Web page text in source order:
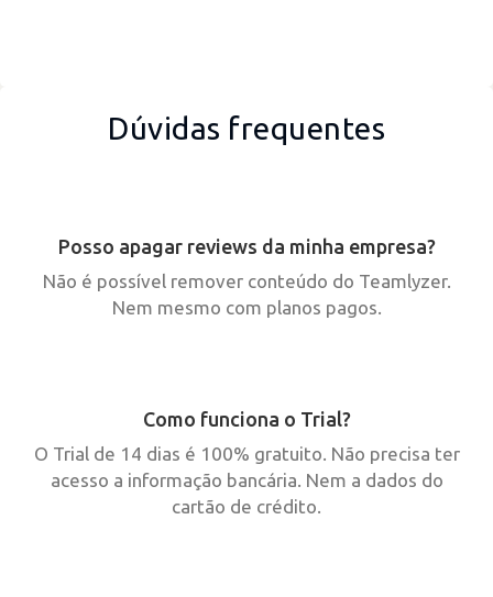
Dúvidas frequentes
Posso apagar reviews da minha empresa?
Não é possível remover conteúdo do Teamlyzer.
Nem mesmo com planos pagos.
Como funciona o Trial?
O Trial de 14 dias é 100% gratuito. Não precisa ter
acesso a informação bancária. Nem a dados do
cartão de crédito.